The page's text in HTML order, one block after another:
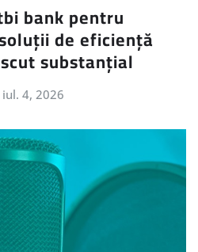
bank pentru
de eficiență
substanțial
iul. 4, 2026